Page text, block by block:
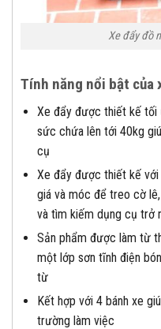
Xe đẩy đồ
Tính năng nổi bật của
Xe đẩy được thiết kế tối
sức chứa lên tới 40kg
cụ
Xe đẩy được thiết kế
giá và móc để treo cờ
và tìm kiếm dụng cụ trở
Sản phẩm được làm từ
một lớp sơn tĩnh điện
từ
Kết hợp với 4 bánh xe
trường làm việc